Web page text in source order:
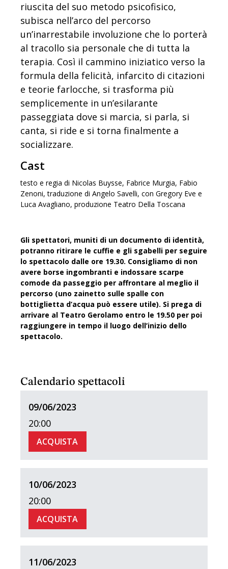
riuscita del suo metodo psicofisico,
subisca nell’arco del percorso
un’inarrestabile involuzione che lo porterà
al tracollo sia personale che di tutta la
terapia. Così il cammino iniziatico verso la
formula della felicità, infarcito di citazioni
e teorie farlocche, si trasforma più
semplicemente in un’esilarante
passeggiata dove si marcia, si parla, si
canta, si ride e si torna finalmente a
socializzare.
Cast
testo e regia di Nicolas Buysse, Fabrice Murgia, Fabio
Zenoni, traduzione di Angelo Savelli, con Gregory Eve e
Luca Avagliano, produzione Teatro Della Toscana
Gli spettatori, muniti di un documento di identità,
potranno ritirare le cuffie e gli sgabelli per seguire
lo spettacolo dalle ore 19.30. Consigliamo di non
avere borse ingombranti e indossare scarpe
comode da passeggio per affrontare al meglio il
percorso (uno zainetto sulle spalle con
bottiglietta d’acqua può essere utile). Si prega di
arrivare al Teatro Gerolamo entro le 19.50 per poi
raggiungere in tempo il luogo dell’inizio dello
spettacolo.
Calendario spettacoli
09/06/2023
20:00
ACQUISTA
10/06/2023
20:00
ACQUISTA
11/06/2023